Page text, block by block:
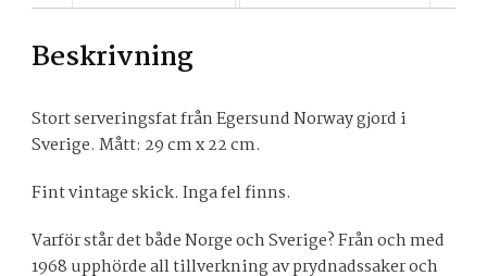
Beskrivning
Stort serveringsfat från Egersund Norway gjord i
Sverige. Mått: 29 cm x 22 cm.
Fint vintage skick. Inga fel finns.
Varför står det både Norge och Sverige? Från och med
1968 upphörde all tillverkning av prydnadssaker och